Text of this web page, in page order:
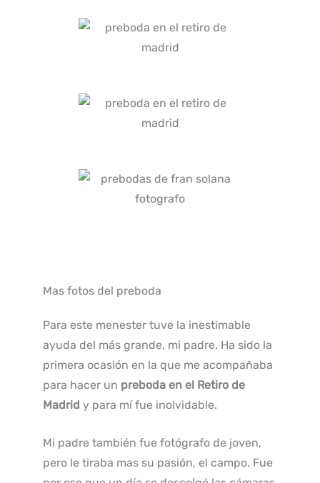
Mas fotos del preboda
Para este menester tuve la inestimable
ayuda del más grande, mi padre. Ha sido la
primera ocasión en la que me acompañaba
para hacer un preboda en el Retiro de
Madrid y para mí fue inolvidable.
Mi padre también fue fotógrafo de joven,
pero le tiraba mas su pasión, el campo. Fue